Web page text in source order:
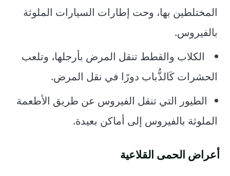
المختلطين بها، وحت إطارات السيارات الملوثة
بالفيروس.
الكلاب والقطط تنقل المرض بأرجلها، وتلعب
الحشرات كَالذُّباب دورًا في نقل المرض.
الطيور التي تنقل الفيروس عن طريق الأطعمة
الملوثة بالفيروس إلى أماكن بعيدة.
أعراض الحمى القلاعية